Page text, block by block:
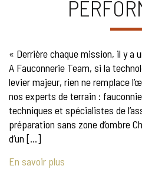
« Derrière chaque mission, il y a
A Fauconnerie Team, si la
levier majeur, rien ne remplace
nos experts de terrain :
techniques et spécialistes de
préparation sans zone d’ombre
d’un […]
En savoir plus